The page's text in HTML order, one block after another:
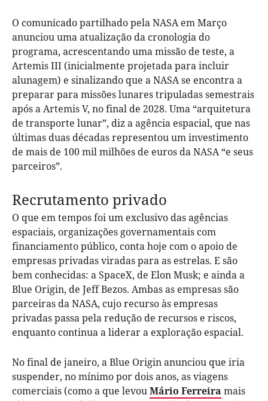
O comunicado partilhado pela NASA em Março
anunciou uma atualização da cronologia do
programa, acrescentando uma missão de teste, a
Artemis III (inicialmente projetada para incluir
alunagem) e sinalizando que a NASA se encontra a
preparar para missões lunares tripuladas semestrais
após a Artemis V, no final de 2028. Uma “arquitetura
de transporte lunar”, diz a agência espacial, que nas
últimas duas décadas representou um investimento
de mais de 100 mil milhões de euros da NASA “e seus
parceiros”.
Recrutamento privado
O que em tempos foi um exclusivo das agências
espaciais, organizações governamentais com
financiamento público, conta hoje com o apoio de
empresas privadas viradas para as estrelas. E são
bem conhecidas: a SpaceX, de Elon Musk; e ainda a
Blue Origin, de Jeff Bezos. Ambas as empresas são
parceiras da NASA, cujo recurso às empresas
privadas passa pela redução de recursos e riscos,
enquanto continua a liderar a exploração espacial.
No final de janeiro, a Blue Origin anunciou que iria
suspender, no mínimo por dois anos, as viagens
comerciais (como a que levouMário Ferreira mais